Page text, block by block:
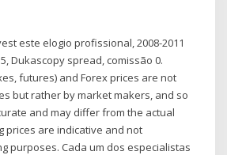
este elogio profissional, 2008-2011
Dukascopy spread, comissão 0.
futures) and Forex prices are not
but rather by market makers, and so
and may differ from the actual
prices are indicative and not
purposes. Cada um dos especialistas